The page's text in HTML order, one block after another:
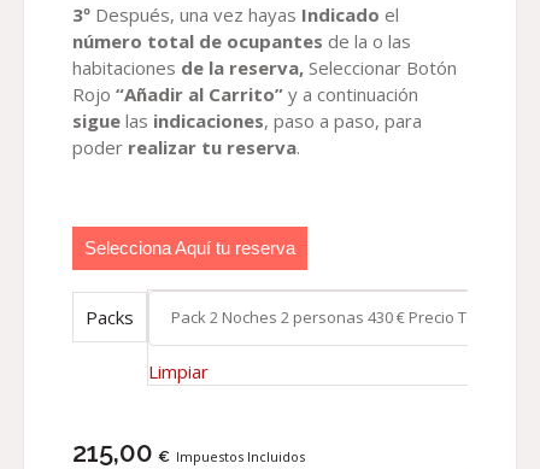
3º Después, una vez hayas Indicado el
número total de ocupantes de la o las
habitaciones de la reserva, Seleccionar Botón
Rojo “Añadir al Carrito” y a continuación
sigue las indicaciones, paso a paso, para
poder realizar tu reserva.
Selecciona Aquí tu reserva
Packs
Limpiar
215,00 € Impuestos Incluidos